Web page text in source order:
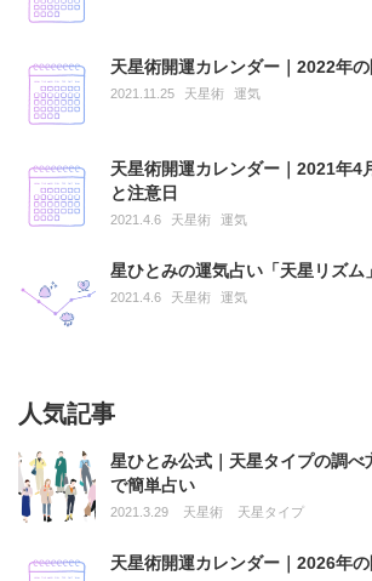
天星術開運カレンダー｜2022年
2021.11.25 天星術 運気
天星術開運カレンダー｜2021年4
と注意日
2021.4.6 天星術 運気
星ひとみの運気占い「天星リズム
2021.4.6 天星術 運気
人気記事
星ひとみ公式｜天星タイプの調べ
で簡単占い
2021.3.29 天星術 天星タイプ
天星術開運カレンダー｜2026年